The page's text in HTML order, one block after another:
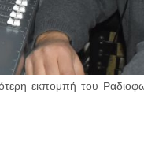
εκπομπή του